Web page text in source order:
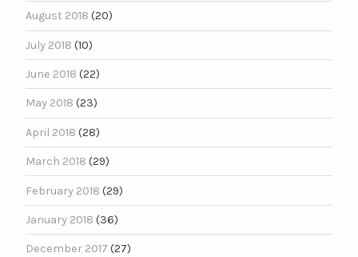
August 2018 (20)
July 2018 (10)
June 2018 (22)
May 2018 (23)
April 2018 (28)
March 2018 (29)
February 2018 (29)
January 2018 (36)
December 2017 (27)